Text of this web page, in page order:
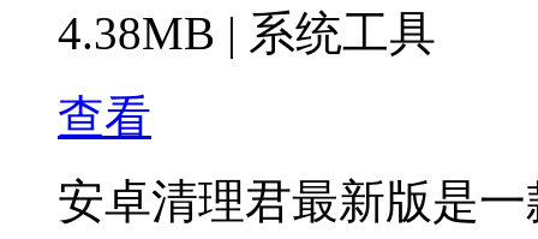
4.38MB | 系统工具
查看
安卓清理君最新版是